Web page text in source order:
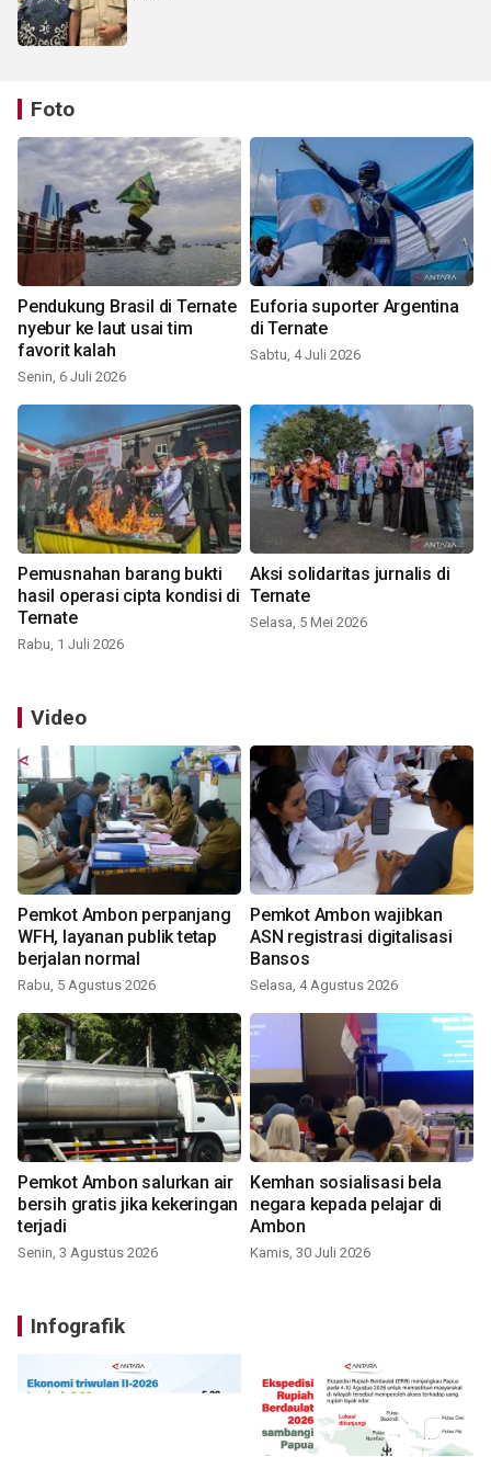
Foto
Pendukung Brasil di Ternate
nyebur ke laut usai tim
favorit kalah
Senin, 6 Juli 2026
Euforia suporter Argentina
di Ternate
Sabtu, 4 Juli 2026
Pemusnahan barang bukti
hasil operasi cipta kondisi di
Ternate
Rabu, 1 Juli 2026
Aksi solidaritas jurnalis di
Ternate
Selasa, 5 Mei 2026
Video
Pemkot Ambon perpanjang
WFH, layanan publik tetap
berjalan normal
Rabu, 5 Agustus 2026
Pemkot Ambon wajibkan
ASN registrasi digitalisasi
Bansos
Selasa, 4 Agustus 2026
Pemkot Ambon salurkan air
bersih gratis jika kekeringan
terjadi
Senin, 3 Agustus 2026
Kemhan sosialisasi bela
negara kepada pelajar di
Ambon
Kamis, 30 Juli 2026
Infografik